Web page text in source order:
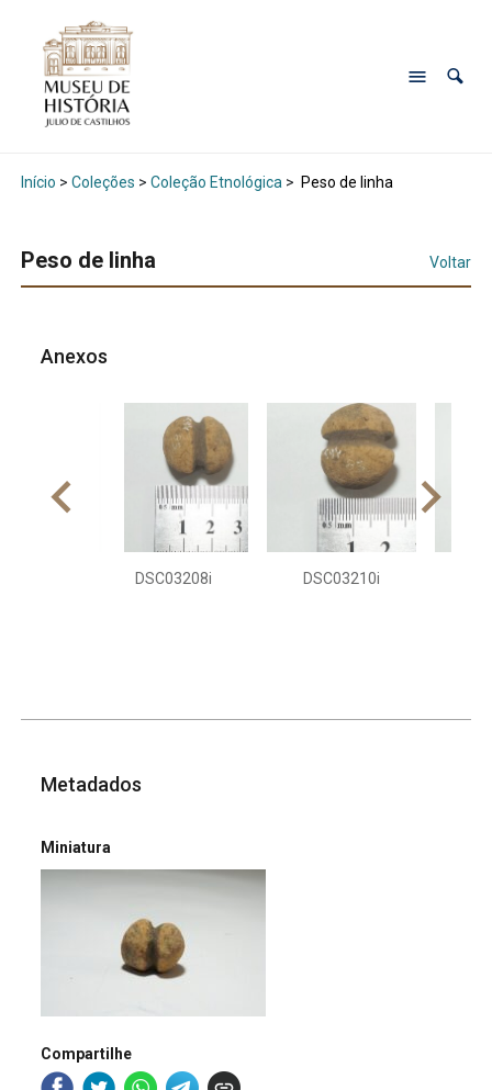
Início > Coleções > Coleção Etnológica > Peso de linha
Peso de linha Voltar
Anexos
DSC03208i DSC03210i
Metadados
Miniatura
Compartilhe